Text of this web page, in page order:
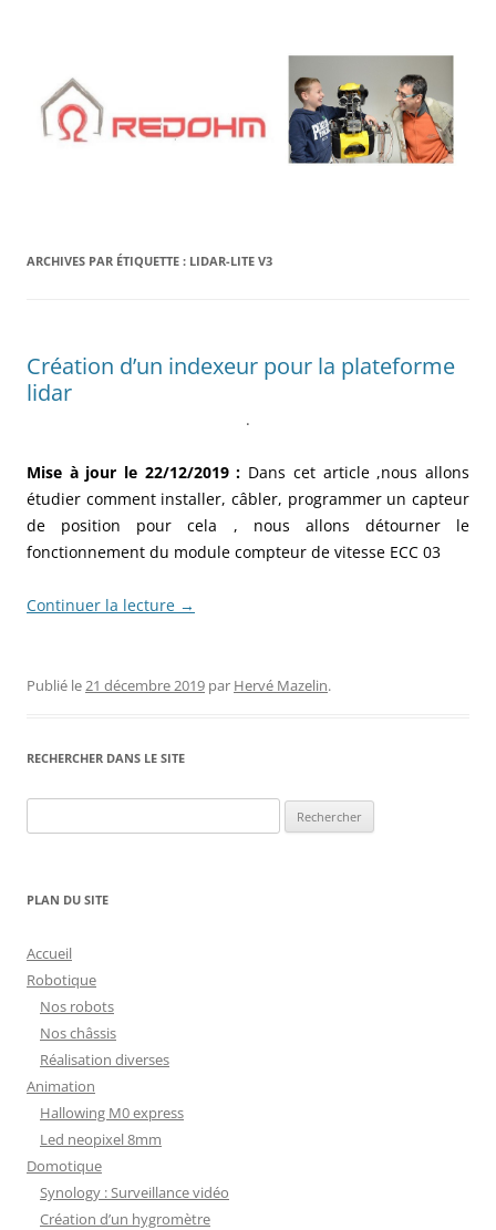
ARCHIVES PAR ÉTIQUETTE : LIDAR-LITE V3
Création d’un indexeur pour la plateforme
lidar
.
Mise à jour le 22/12/2019 : Dans cet article ,nous allons
étudier comment installer, câbler, programmer un capteur
de position pour cela , nous allons détourner le
fonctionnement du module compteur de vitesse ECC 03
Continuer la lecture →
Publié le 21 décembre 2019 par Hervé Mazelin.
RECHERCHER DANS LE SITE
PLAN DU SITE
Accueil
Robotique
Nos robots
Nos châssis
Réalisation diverses
Animation
Hallowing M0 express
Led neopixel 8mm
Domotique
Synology : Surveillance vidéo
Création d’un hygromètre